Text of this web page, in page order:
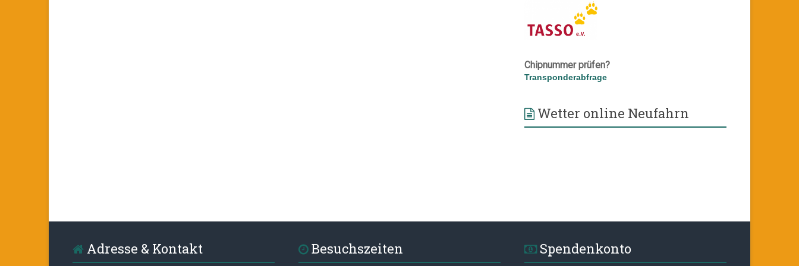
Chipnummer prüfen?
Transponderabfrage
Wetter online Neufahrn
Adresse & Kontakt Besuchszeiten Spendenkonto